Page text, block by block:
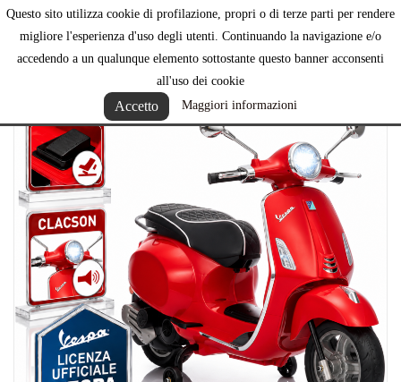
Questo sito utilizza cookie di profilazione, propri o di terze parti per rendere
migliore l'esperienza d'uso degli utenti. Continuando la navigazione e/o
accedendo a un qualunque elemento sottostante questo banner acconsenti
all'uso dei cookie
Accetto Maggiori informazioni
